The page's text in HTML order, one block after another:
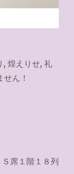
, 煌えりせ, 礼
ん！
席１階１８列